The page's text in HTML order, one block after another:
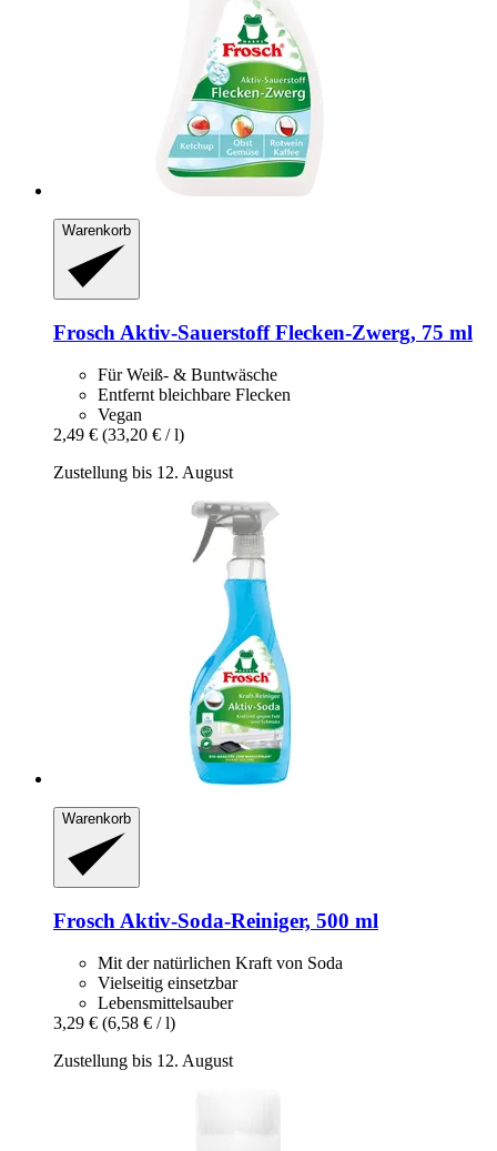
Warenkorb
Frosch Aktiv-​Sauerstoff Flecken-​Zwerg, 75 ml
Für Weiß- & Buntwäsche
Entfernt bleichbare Flecken
Vegan
2,49 € (33,20 € / l)
Zustellung bis 12. August
Warenkorb
Frosch Aktiv-​Soda-​Reiniger, 500 ml
Mit der natürlichen Kraft von Soda
Vielseitig einsetzbar
Lebensmittelsauber
3,29 € (6,58 € / l)
Zustellung bis 12. August